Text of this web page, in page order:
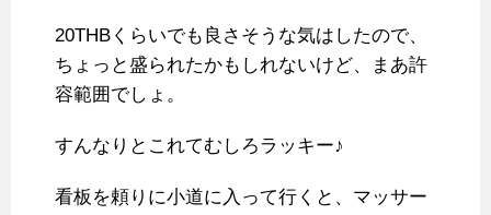
20THBくらいでも良さそうな気はしたので、
ちょっと盛られたかもしれないけど、まあ許
容範囲でしょ。
すんなりとこれてむしろラッキー♪
看板を頼りに小道に入って行くと、マッサー